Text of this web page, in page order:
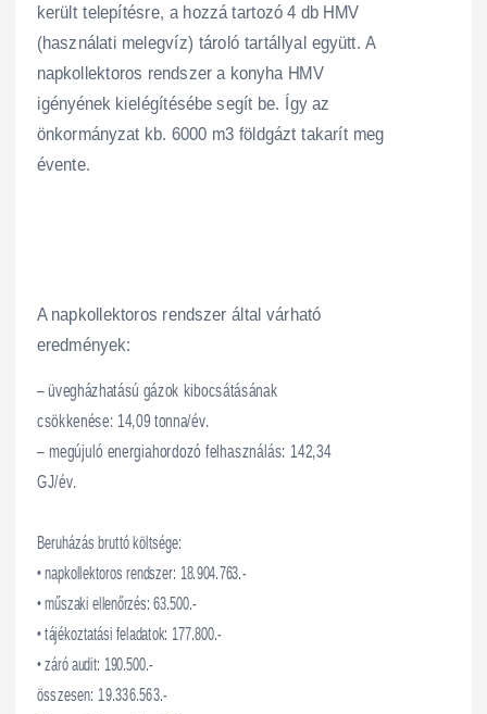
került telepítésre, a hozzá tartozó 4 db HMV
(használati melegvíz) tároló tartállyal együtt. A
napkollektoros rendszer a konyha HMV
igényének kielégítésébe segít be. Így az
önkormányzat kb. 6000 m3 földgázt takarít meg
évente.
A napkollektoros rendszer által várható
eredmények:
– üvegházhatású gázok kibocsátásának
csökkenése: 14,09 tonna/év.
– megújuló energiahordozó felhasználás: 142,34
GJ/év.
Beruházás bruttó költsége:
• napkollektoros rendszer: 18.904.763.-
• műszaki ellenőrzés: 63.500.-
• tájékoztatási feladatok: 177.800.-
• záró audit: 190.500.-
összesen: 19.336.563.-